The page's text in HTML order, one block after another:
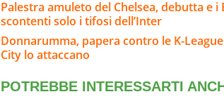
Palestra amuleto del Chelsea, debutta e
scontenti solo i tifosi dell’Inter
Donnarumma, papera contro le K-
City lo attaccano